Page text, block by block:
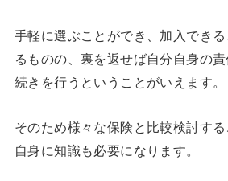
手軽に選ぶことができ、加入でき
るものの、裏を返せば自分自身の
続きを行うということがいえます。
そのため様々な保険と比較検討す
自身に知識も必要になります。